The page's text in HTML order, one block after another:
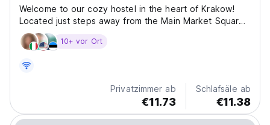
Welcome to our cozy hostel in the heart of Krakow!
Located just steps away from the Main Market Square
and the city’s top attractions, at Fox Hostel we offer
comfortable rooms, free Wi-Fi, and a friendly
10+ vor Ort
Privatzimmer ab
€11.73
Schlafsäle ab
€11.38